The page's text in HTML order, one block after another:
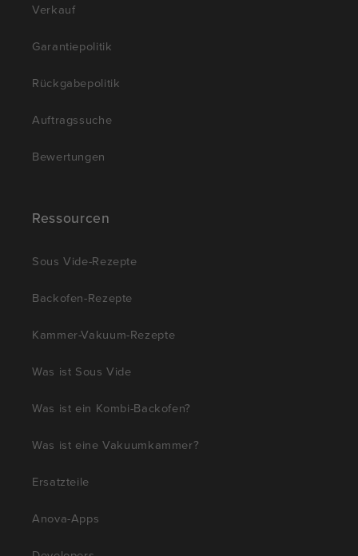
Verkauf
Garantiepolitik
Rückgabepolitik
Auftragssuche
Bewertungen
Ressourcen
Sous Vide-Rezepte
Backofen-Rezepte
Kammer-Vakuum-Rezepte
Was ist Sous Vide
Was ist ein Kombi-Backofen?
Was ist eine Vakuumkammer?
Ersatzteile
Anova-Apps